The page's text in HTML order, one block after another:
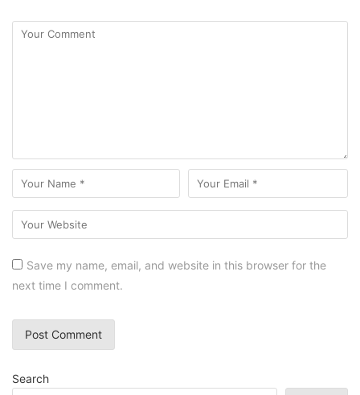
Save my name, email, and website in this browser for the
next time I comment.
Search